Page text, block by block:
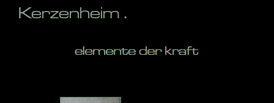
Kerzenheim .